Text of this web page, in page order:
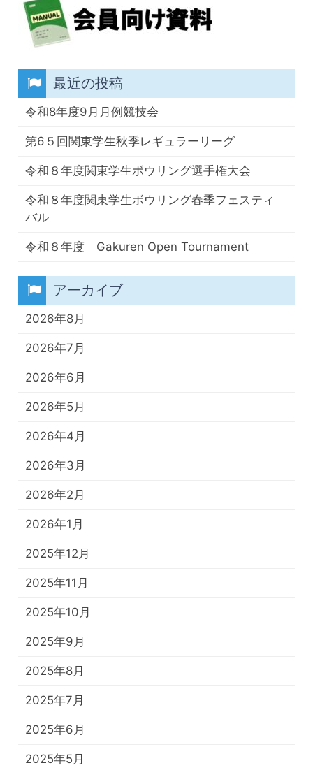
最近の投稿
令和8年度9月月例競技会
第6５回関東学生秋季レギュラーリーグ
令和８年度関東学生ボウリング選手権大会
令和８年度関東学生ボウリング春季フェスティ
バル
令和８年度 Gakuren Open Tournament
アーカイブ
2026年8月
2026年7月
2026年6月
2026年5月
2026年4月
2026年3月
2026年2月
2026年1月
2025年12月
2025年11月
2025年10月
2025年9月
2025年8月
2025年7月
2025年6月
2025年5月